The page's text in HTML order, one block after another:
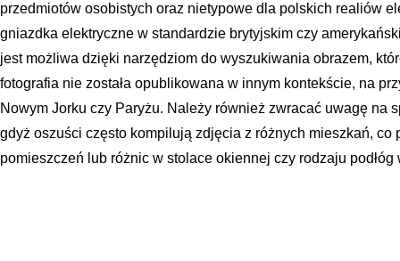
przedmiotów osobistych oraz nietypowe dla polskich realiów
gniazdka elektryczne w standardzie brytyjskim czy
jest możliwa dzięki narzędziom do wyszukiwania obrazem,
fotografia nie została opublikowana w innym kontekście, na
Nowym Jorku czy Paryżu. Należy również zwracać uwagę na
gdyż oszuści często kompilują zdjęcia z różnych mieszkań, co
pomieszczeń lub różnic w stolace okiennej czy rodzaju